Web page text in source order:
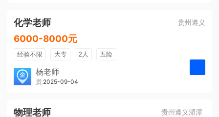
化学老师 贵州遵义
6000-8000元
经验不限 大专 2人
五险
带薪年假
年终奖
免费培训
包住宿
杨老师
贵州大美前程文化发展有限公司
2025-09-04
物理老师
贵州遵义湄潭